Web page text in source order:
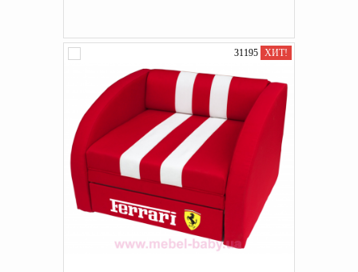
31195 ХИТ!